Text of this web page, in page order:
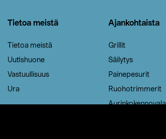
Tietoa meistä
Tietoa meistä
Uutishuone
Vastuullisuus
Ura
Ajankohtaista
Grillit
Säilytys
Painepesurit
Ruohotrimmerit